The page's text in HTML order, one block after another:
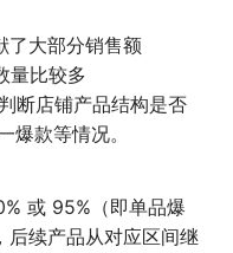
了大部分销售额
量比较多
断店铺产品结构是否
爆款等情况。
或 95%（即单品爆
后续产品从对应区间继